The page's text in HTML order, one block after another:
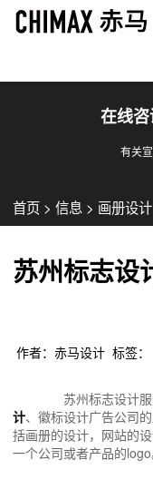
在线
有关
首页 > 信息 > 画册设计
苏州标志设
作者：赤马设计 标签
苏州标志设计服
计、徽标设计广告公司
括画册的设计，网站的
一个公司或者产品的logo